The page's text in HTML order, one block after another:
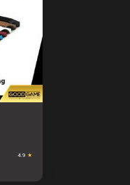
4.9 ★